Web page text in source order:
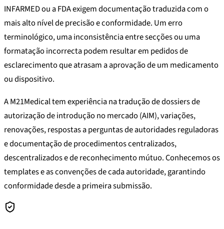
INFARMED ou a FDA exigem documentação traduzida com o
mais alto nível de precisão e conformidade. Um erro
terminológico, uma inconsistência entre secções ou uma
formatação incorrecta podem resultar em pedidos de
esclarecimento que atrasam a aprovação de um medicamento
ou dispositivo.
A M21Medical tem experiência na tradução de dossiers de
autorização de introdução no mercado (AIM), variações,
renovações, respostas a perguntas de autoridades reguladoras
e documentação de procedimentos centralizados,
descentralizados e de reconhecimento mútuo. Conhecemos os
templates e as convenções de cada autoridade, garantindo
conformidade desde a primeira submissão.